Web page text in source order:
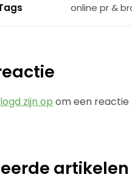
online pr &
zijn op om een reactie
artikelen